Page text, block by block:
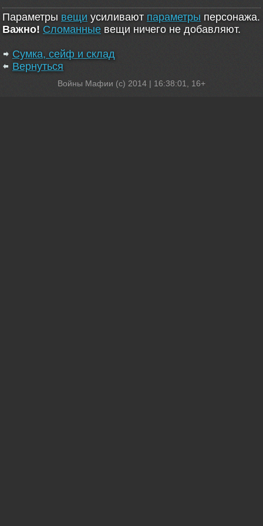
Параметры вещи усиливают параметры персонажа.
Важно! Сломанные вещи ничего не добавляют.
Сумка, сейф и склад
Вернуться
Войны Мафии (c) 2014 | 16:38:01 , 16+